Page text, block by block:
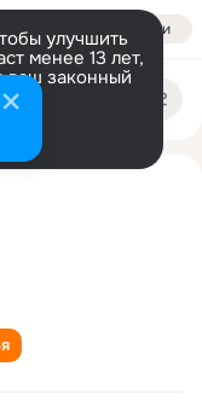
Войти
улучшить
менее 13 лет,
ваш законный